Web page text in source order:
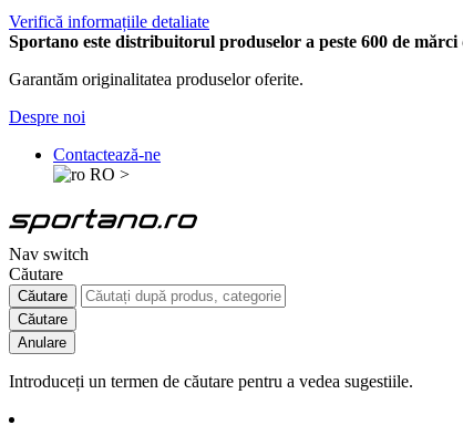
Verifică informațiile detaliate
Sportano este distribuitorul produselor a peste 600 de mărci
Garantăm originalitatea produselor oferite.
Despre noi
Contactează-ne
RO >
Nav switch
Căutare
Căutare
Căutare
Anulare
Introduceți un termen de căutare pentru a vedea sugestiile.